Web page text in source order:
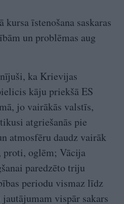
kursa īstenošana saskaras
un problēmas aug
ka Krievijas
kāju priekšā ES
jo vairākās valstīs,
atgriešanās pie
atmosfēru daudz vairāk
proti, oglēm; Vācija
paredzēto triju
periodu vismaz līdz
vispār sakars